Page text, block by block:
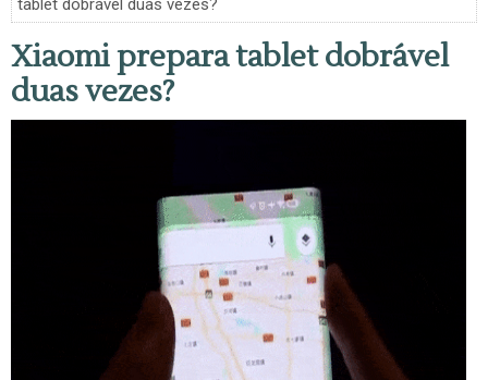
tablet dobrável duas vezes?
Xiaomi prepara tablet dobrável
duas vezes?